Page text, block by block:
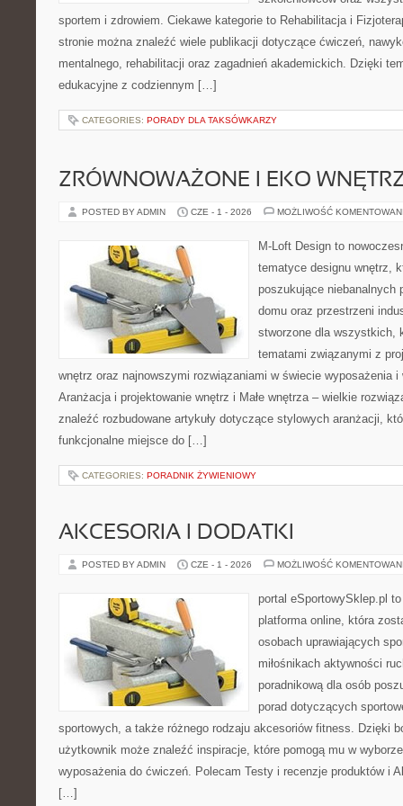
sportem i zdrowiem. Ciekawe kategorie to Rehabilitacja i
stronie można znaleźć wiele publikacji dotyczące ćwiczeń,
mentalnego, rehabilitacji oraz zagadnień akademickich. Dzięki
edukacyjne z codziennym […]
CATEGORIES: PORADY DLA TAKSÓWKARZY
ZRÓWNOWAŻONE I EKO
POSTED BY ADMIN CZE - 1 - 2026 MOŻLIWOŚĆ
M-Loft Design to
tematyce designu wnętrz,
poszukujące niebanalnych
domu oraz przestrzeni
stworzone dla wszystkich,
tematami związanymi z
wnętrz oraz najnowszymi rozwiązaniami w świecie wyposażenia
Aranżacja i projektowanie wnętrz i Małe wnętrza – wielkie
znaleźć rozbudowane artykuły dotyczące stylowych aranżacji,
funkcjonalne miejsce do […]
CATEGORIES: PORADNIK ŻYWIENIOWY
AKCESORIA I DODATKI
POSTED BY ADMIN CZE - 1 - 2026 MOŻLIWOŚĆ
portal eSportowySklep.pl
platforma online, która
osobach uprawiających
miłośnikach aktywności
poradnikową dla osób
porad dotyczących
sportowych, a także różnego rodzaju akcesoriów fitness. Dzięki
użytkownik może znaleźć inspiracje, które pomogą mu w
wyposażenia do ćwiczeń. Polecam Testy i recenzje produktów i
[…]